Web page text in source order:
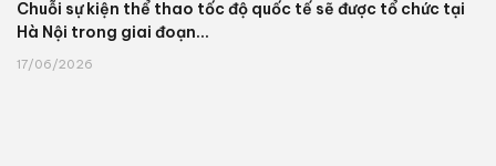
Chuỗi sự kiện thể thao tốc độ quốc tế sẽ được tổ chức tại
Hà Nội trong giai đoạn...
17/06/2026